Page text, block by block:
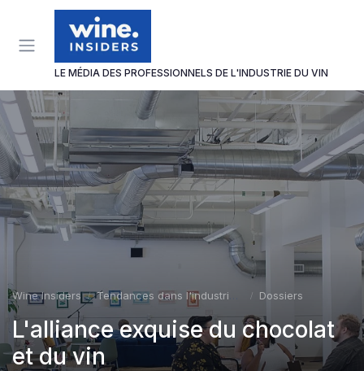
LE MÉDIA DES PROFESSIONNELS DE L'INDUSTRIE DU VIN
Wine Insiders Tendances dans l'industrie du vin Dossiers
L'alliance exquise du chocolat
et du vin
Panneau de gestion des cookies